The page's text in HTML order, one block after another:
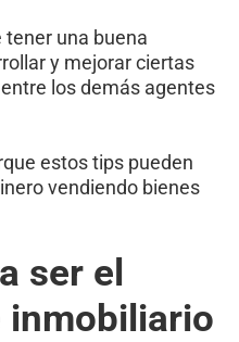
una buena
y mejorar ciertas
los demás agentes
estos tips pueden
vendiendo bienes
ser el
inmobiliario